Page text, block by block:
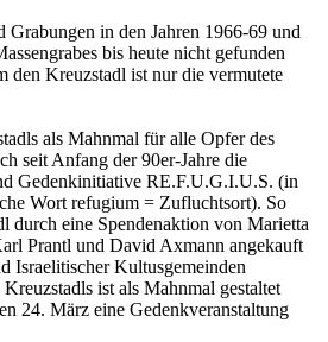
Grabungen in den Jahren 1966-69 und
bis heute nicht gefunden
den Kreuzstadl ist nur die vermutete
als Mahnmal für alle Opfer des
seit Anfang der 90er-Jahre die
Gedenkinitiative RE.F.U.G.I.U.S. (in
Wort refugium = Zufluchtsort). So
durch eine Spendenaktion von Marietta
Prantl und David Axmann angekauft
Israelitischer Kultusgemeinden
ist als Mahnmal gestaltet
24. März eine Gedenkveranstaltung